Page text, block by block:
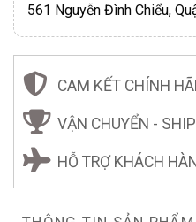
561 Nguyễn Đình Chiểu,
CAM KẾT CHÍNH
VẬN CHUYỂN -
HỖ TRỢ KHÁCH